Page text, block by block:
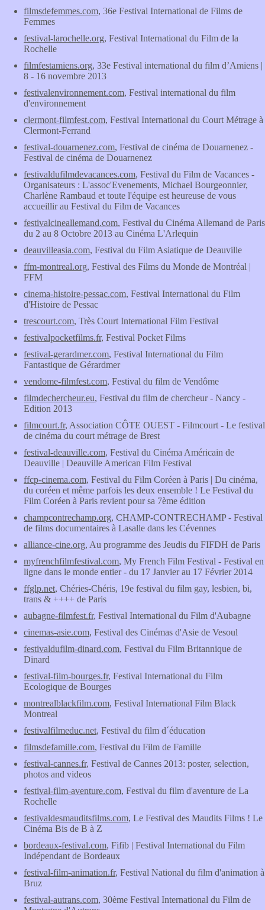
filmsdefemmes.com, 36e Festival International de Films de
Femmes
festival-larochelle.org, Festival International du Film de la
Rochelle
filmfestamiens.org, 33e Festival international du film d’Amiens |
8 - 16 novembre 2013
festivalenvironnement.com, Festival international du film
d'environnement
clermont-filmfest.com, Festival International du Court Métrage à
Clermont-Ferrand
festival-douarnenez.com, Festival de cinéma de Douarnenez -
Festival de cinéma de Douarnenez
festivaldufilmdevacances.com, Festival du Film de Vacances -
Organisateurs : L'assoc'Evenements, Michael Bourgeonnier,
Charlène Rambaud et toute l'équipe est heureuse de vous
accueillir au Festival du Film de Vacances
festivalcineallemand.com, Festival du Cinéma Allemand de Paris
du 2 au 8 Octobre 2013 au Cinéma L'Arlequin
deauvilleasia.com, Festival du Film Asiatique de Deauville
ffm-montreal.org, Festival des Films du Monde de Montréal |
FFM
cinema-histoire-pessac.com, Festival International du Film
d'Histoire de Pessac
trescourt.com, Très Court International Film Festival
festivalpocketfilms.fr, Festival Pocket Films
festival-gerardmer.com, Festival International du Film
Fantastique de Gérardmer
vendome-filmfest.com, Festival du film de Vendôme
filmdechercheur.eu, Festival du film de chercheur - Nancy -
Edition 2013
filmcourt.fr, Association CÔTE OUEST - Filmcourt - Le festival
de cinéma du court métrage de Brest
festival-deauville.com, Festival du Cinéma Américain de
Deauville | Deauville American Film Festival
ffcp-cinema.com, Festival du Film Coréen à Paris | Du cinéma,
du coréen et même parfois les deux ensemble ! Le Festival du
Film Coréen à Paris revient pour sa 7ème édition
champcontrechamp.org, CHAMP-CONTRECHAMP - Festival
de films documentaires à Lasalle dans les Cévennes
alliance-cine.org, Au programme des Jeudis du FIFDH de Paris
myfrenchfilmfestival.com, My French Film Festival - Festival en
ligne dans le monde entier - du 17 Janvier au 17 Février 2014
ffglp.net, Chéries-Chéris, 19e festival du film gay, lesbien, bi,
trans & ++++ de Paris
aubagne-filmfest.fr, Festival International du Film d'Aubagne
cinemas-asie.com, Festival des Cinémas d'Asie de Vesoul
festivaldufilm-dinard.com, Festival du Film Britannique de
Dinard
festival-film-bourges.fr, Festival International du Film
Ecologique de Bourges
montrealblackfilm.com, Festival International Film Black
Montreal
festivalfilmeduc.net, Festival du film d´éducation
filmsdefamille.com, Festival du Film de Famille
festival-cannes.fr, Festival de Cannes 2013: poster, selection,
photos and videos
festival-film-aventure.com, Festival du film d'aventure de La
Rochelle
festivaldesmauditsfilms.com, Le Festival des Maudits Films ! Le
Cinéma Bis de B à Z
bordeaux-festival.com, Fifib | Festival International du Film
Indépendant de Bordeaux
festival-film-animation.fr, Festival National du film d'animation à
Bruz
festival-autrans.com, 30ème Festival International du Film de